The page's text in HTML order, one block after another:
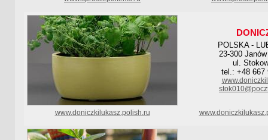
POLSKA -
23-300
ul.
tel.: +48 667
www.doniczkilukasz.polish.ru